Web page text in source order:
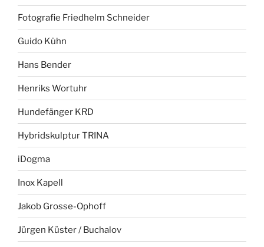
Fotografie Friedhelm Schneider
Guido Kühn
Hans Bender
Henriks Wortuhr
Hundefänger KRD
Hybridskulptur TRINA
iDogma
Inox Kapell
Jakob Grosse-Ophoff
Jürgen Küster / Buchalov